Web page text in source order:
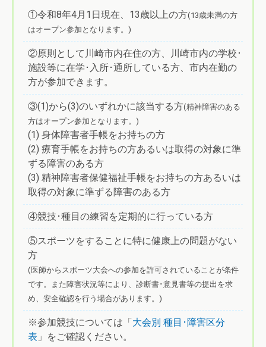
①令和8年4月1日現在、13歳以上の方(13歳未満の方
はオープン参加となります。)
②原則として川崎市内在住の方、川崎市内の学校･
施設等に在学･入所･通所している方、市内在勤の
方が参加できます。
③(1)から(3)のいずれかに該当する方(精神障害のある
方はオープン参加となります。)
(1) 身体障害者手帳をお持ちの方
(2) 療育手帳をお持ちの方あるいは取得の対象に準
ずる障害のある方
(3) 精神障害者保健福祉手帳をお持ちの方あるいは
取得の対象に準ずる障害のある方
④競技･種目の練習を定期的に行っている方
⑤スポーツをすることに特に健康上の問題がない
方
(医師からスポーツ大会への参加を許可されていることが条件
です。また障害状況等により、診断書･意見書等の提出を求
め、安全確認を行う場合があります。)
※参加競技については「大会別 種目･障害区分
表 」をご確認ください。